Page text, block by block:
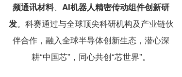
频通讯材料、 AI机器人精密传动组件创新研
发。科赛通过与全球顶尖科研机构及产业链伙
伴合作，融入全球半导体创新生态，潜心深
耕“中国芯”，同心共创“芯世界”。